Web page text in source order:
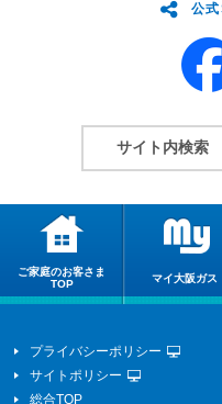
公
ご家庭のお客さま
TOP
マイ大阪ガス
プライバシーポリシー
サイトポリシー
総合TOP